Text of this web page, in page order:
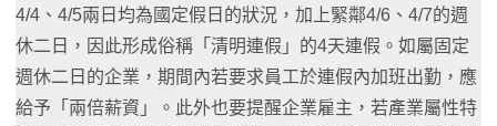
4/4、4/5兩日均為國定假日的狀況，加上緊鄰4/6、4/7的週
休二日，因此形成俗稱「清明連假」的4天連假。如屬固定
週休二日的企業，期間內若要求員工於連假內加班出勤，應
給予「兩倍薪資」。此外也要提醒企業雇主，若產業屬性特